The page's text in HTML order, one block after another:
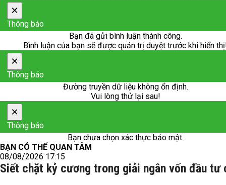
×
Thông báo
Bạn đã gửi bình luận thành công.
Bình luận của bạn sẽ được quản trị duyệt trước khi hiển
×
Thông báo
Đường truyền dữ liệu không ổn định.
Vui lòng thử lại sau!
×
Thông báo
Bạn chưa chọn xác thực bảo mật.
BẠN CÓ THỂ QUAN TÂM
08/08/2026 17:15
Siết chặt kỷ cương trong giải ngân vốn đầu tư